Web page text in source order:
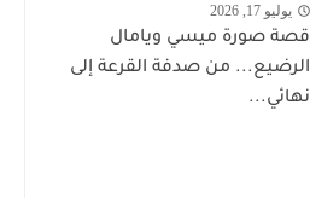
يوليو 17, 2026
قصة صورة ميسي ويامال
الرضيع... من صدفة القرعة إلى
نهائي...